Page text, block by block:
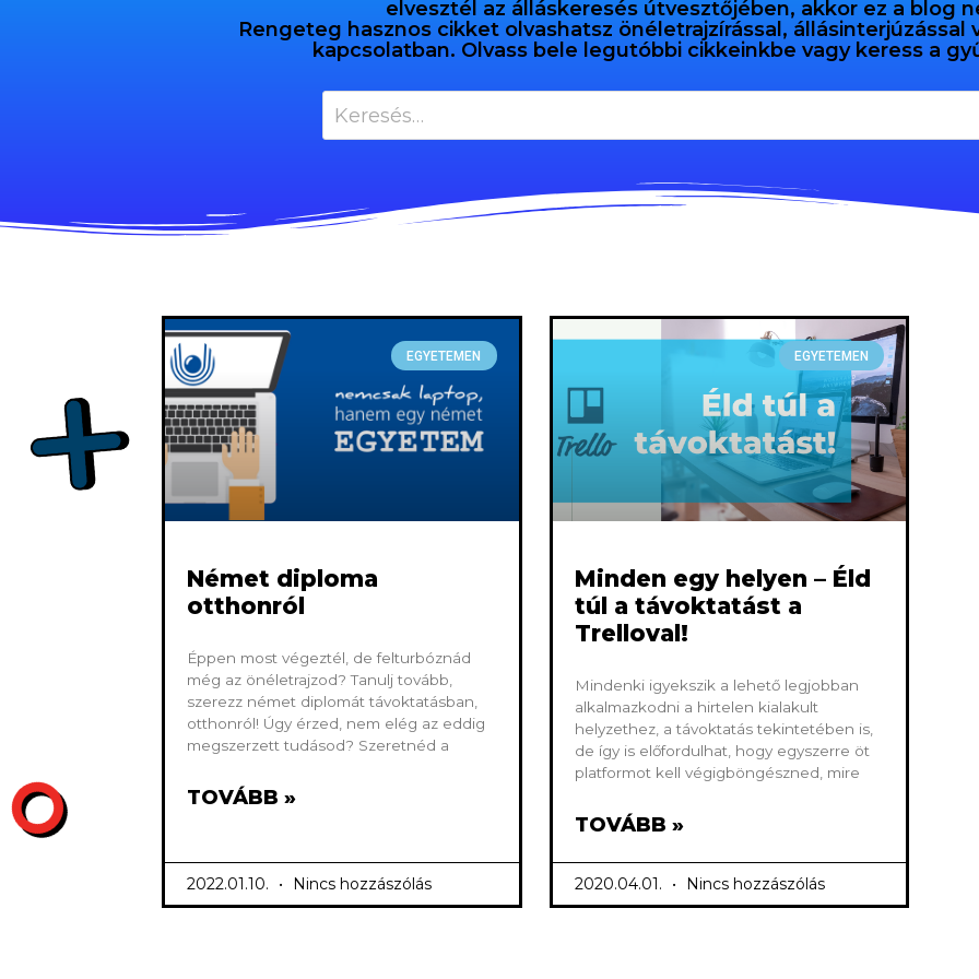
elvesztél az álláskeresés útvesztőjében, akkor ez a blog
Rengeteg hasznos cikket olvashatsz önéletrajzírással,
kapcsolatban. Olvass bele legutóbbi cikkeinkbe vagy keress a
EGYETEMEN
Német diploma
otthonról
Éppen most végeztél, de felturbóznád
még az önéletrajzod? Tanulj tovább,
szerezz német diplomát távoktatásban,
otthonról! Úgy érzed, nem elég az eddig
megszerzett tudásod? Szeretnéd a
TOVÁBB »
2022.01.10. Nincs hozzászólás
EGYETEMEN
Minden egy helyen – Éld
túl a távoktatást a
Trelloval!
Mindenki igyekszik a lehető legjobban
alkalmazkodni a hirtelen kialakult
helyzethez, a távoktatás tekintetében is,
de így is előfordulhat, hogy egyszerre öt
platformot kell végigböngészned, mire
TOVÁBB »
2020.04.01. Nincs hozzászólás